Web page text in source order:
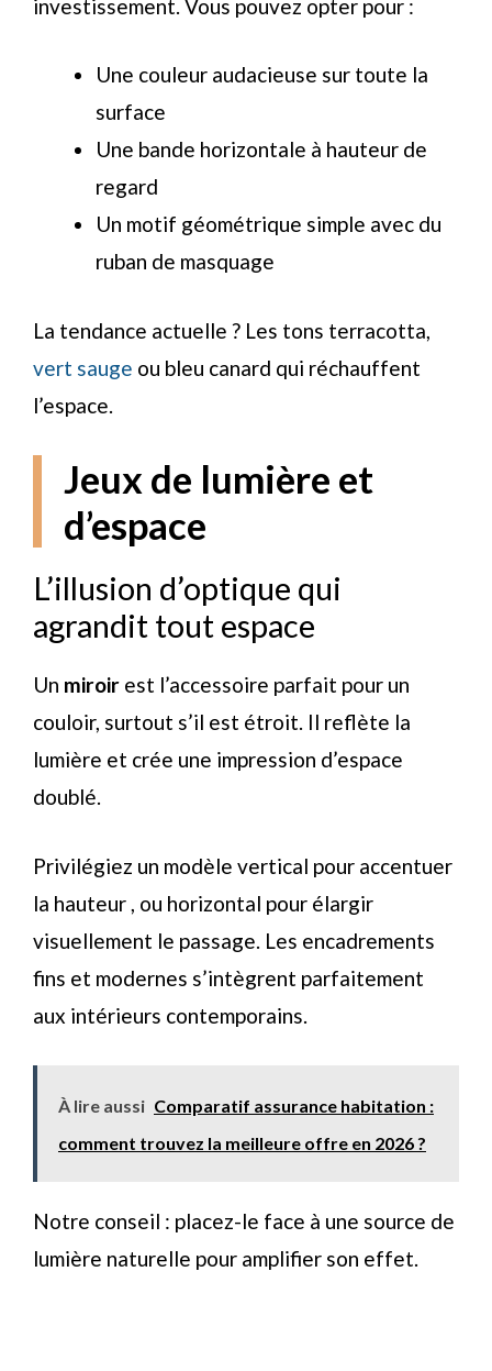
investissement. Vous pouvez opter pour :
Une couleur audacieuse sur toute la
surface
Une bande horizontale à hauteur de
regard
Un motif géométrique simple avec du
ruban de masquage
La tendance actuelle ? Les tons terracotta,
vert sauge ou bleu canard qui réchauffent
l’espace.
Jeux de lumière et
d’espace
L’illusion d’optique qui
agrandit tout espace
Un miroir est l’accessoire parfait pour un
couloir, surtout s’il est étroit. Il reflète la
lumière et crée une impression d’espace
doublé.
Privilégiez un modèle vertical pour accentuer
la hauteur , ou horizontal pour élargir
visuellement le passage. Les encadrements
fins et modernes s’intègrent parfaitement
aux intérieurs contemporains.
À lire aussi Comparatif assurance habitation :
comment trouvez la meilleure offre en 2026 ?
Notre conseil : placez-le face à une source de
lumière naturelle pour amplifier son effet.